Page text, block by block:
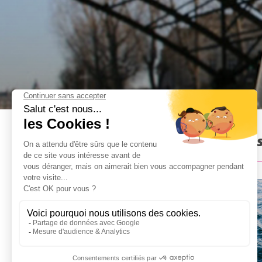
Croisière sur la Seine à